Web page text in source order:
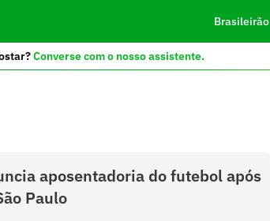
Brasileirão
Converse com o nosso assistente.
aposentadoria do futebol após
Paulo